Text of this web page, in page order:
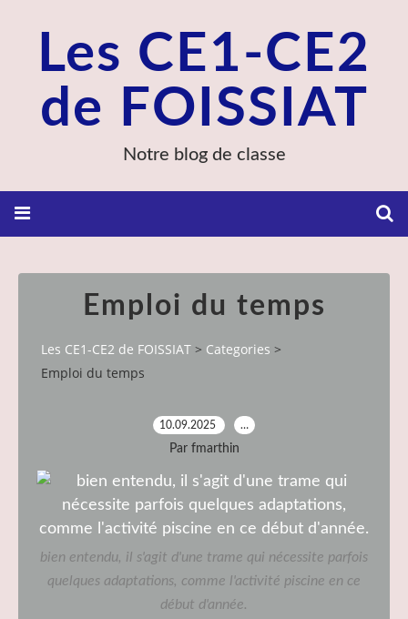
Les CE1-CE2
de FOISSIAT
Notre blog de classe
Emploi du temps
Les CE1-CE2 de FOISSIAT > Categories >
Emploi du temps
10.09.2025 …
Par fmarthin
bien entendu, il s'agit d'une trame qui nécessite parfois
quelques adaptations, comme l'activité piscine en ce
début d'année.